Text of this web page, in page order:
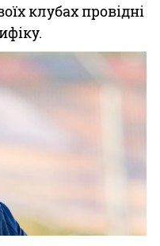
клубах провідні